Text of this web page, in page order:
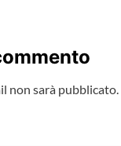
non sarà pubblicato.